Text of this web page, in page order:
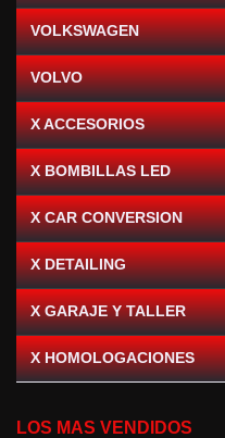
VOLKSWAGEN
VOLVO
X ACCESORIOS
X BOMBILLAS LED
X CAR CONVERSION
X DETAILING
X GARAJE Y TALLER
X HOMOLOGACIONES
LOS MAS VENDIDOS